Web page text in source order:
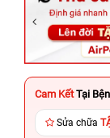
Cam Kết Tại
Sửa chữa